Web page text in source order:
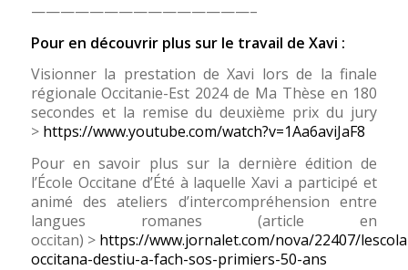
———————————————–
Pour en découvrir plus sur le travail de Xavi :
Visionner la prestation de Xavi lors de la finale
régionale Occitanie-Est 2024 de Ma Thèse en 180
secondes et la remise du deuxième prix du jury
> https://www.youtube.com/watch?v=1Aa6aviJaF8
Pour en savoir plus sur la dernière édition de
l’École Occitane d’Été à laquelle Xavi a participé et
animé des ateliers d’intercompréhension entre
langues romanes (article en
occitan) > https://www.jornalet.com/nova/22407/
occitana-destiu-a-fach-sos-primiers-50-ans